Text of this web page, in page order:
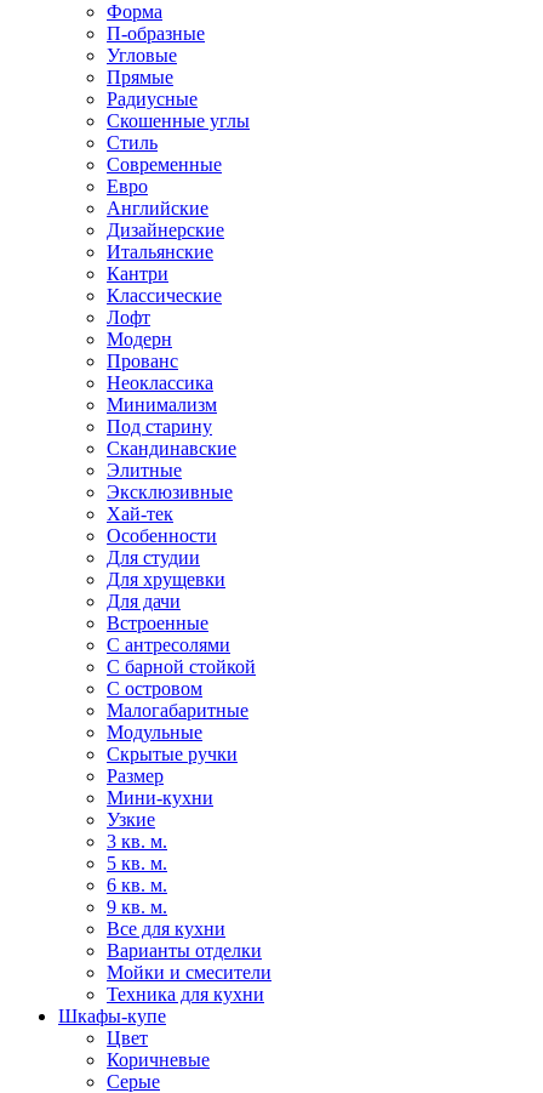
Форма
П-образные
Угловые
Прямые
Радиусные
Скошенные углы
Стиль
Современные
Евро
Английские
Дизайнерские
Итальянские
Кантри
Классические
Лофт
Модерн
Прованс
Неоклассика
Минимализм
Под старину
Скандинавские
Элитные
Эксклюзивные
Хай-тек
Особенности
Для студии
Для хрущевки
Для дачи
Встроенные
С антресолями
С барной стойкой
С островом
Малогабаритные
Модульные
Скрытые ручки
Размер
Мини-кухни
Узкие
3 кв. м.
5 кв. м.
6 кв. м.
9 кв. м.
Все для кухни
Варианты отделки
Мойки и смесители
Техника для кухни
Шкафы-купе
Цвет
Коричневые
Серые